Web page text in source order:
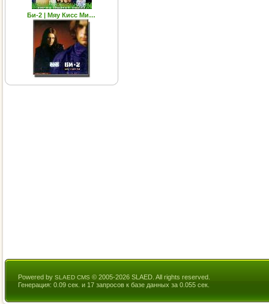
Би-2 | Мяу Кисс Ми…
Powered by SLAED CMS © 2005-2026 SLAED. All rights reserved.
Генерация: 0.09 сек. и 17 запросов к базе данных за 0.055 сек.